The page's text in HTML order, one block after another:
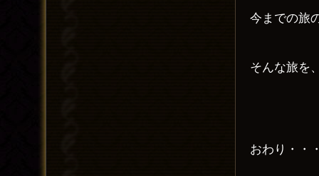
今までの旅
そんな旅を
おわり・・